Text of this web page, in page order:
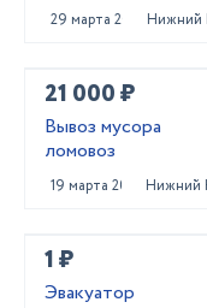
29 марта 2025 Нижний
21 000 ₽
Вывоз мусора
ломовоз
19 марта 2025 Нижний
1 ₽
Эвакуатор